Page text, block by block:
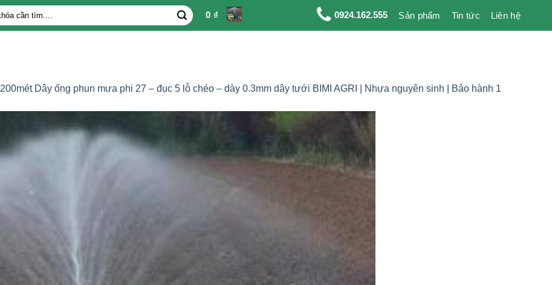
0 ₫ 0924.162.555 Sản phẩm Tin tức Liên hệ
200mét Dây ống phun mưa phi 27 – đục 5 lỗ chéo – dày 0.3mm dây tưới BIMI AGRI | Nhựa nguyên sinh | Bảo hành 1